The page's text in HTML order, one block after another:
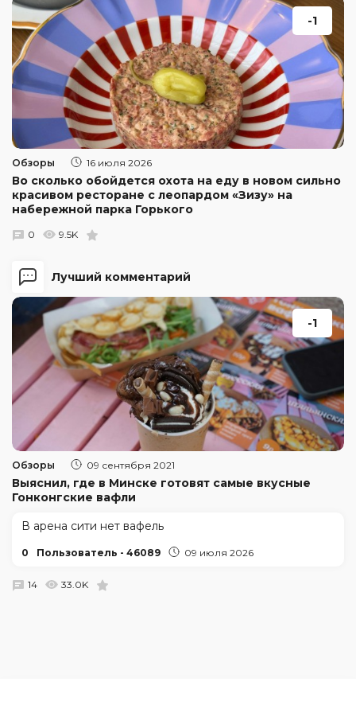
Лучший комментарий
-1
Обзоры 09 сентября 2021
Выяснил, где в Минске готовят самые вкусные
Гонконгские вафли
В арена сити нет вафель
0 Пользователь - 46089 09 июля 2026
14 33.0K
-1
Обзоры 16 июля 2026
Во сколько обойдется охота на еду в новом сильно
красивом ресторане с леопардом «Зизу» на
набережной парка Горького
0 9.5K